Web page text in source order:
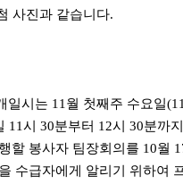
사진과 같습니다.
일시는 11월 첫째주 수요일
11시 30분부터 12시 30분까
할 봉사자 팀장회의를 10월
수급자에게 알리기 위하여